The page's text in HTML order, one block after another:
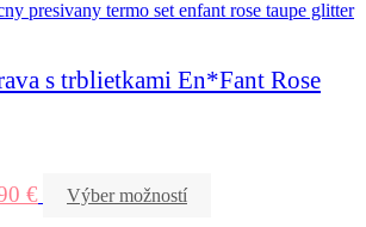
s trblietkami En*Fant Rose
€ Výber možností